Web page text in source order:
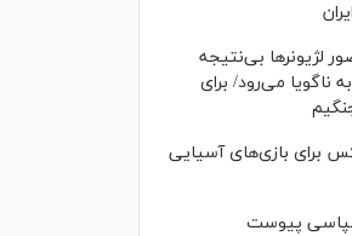
لژیونر‌ها بی‌نتیجه
ناگویا می‌رود/ برای
برای بازی‌های آسیایی
پیوست